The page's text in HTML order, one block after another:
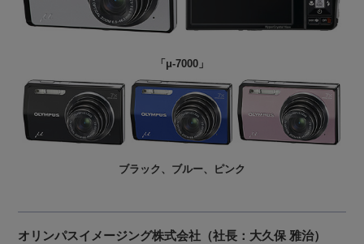
「μ-7000」
ブラック、ブルー、ピンク
オリンパスイメージング株式会社（社長：大久保 雅治）